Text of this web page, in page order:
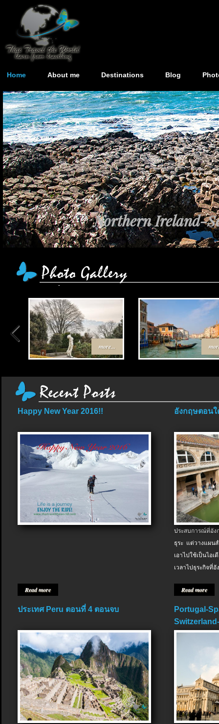
Home About me Destinations Blog
Northern Ireland-
more...
Happy New Year 2016!!
Read more
อังกฤษตอนใ
ประสบการณ์ที่อัง
ธุระ แต่วางแผน
เอาไปใช้เป็นไอ
เวลาไปธุระกิจที่อั
Read more
ประเทศ Peru ตอนที่ 4 ตอนจบ
Portugal-